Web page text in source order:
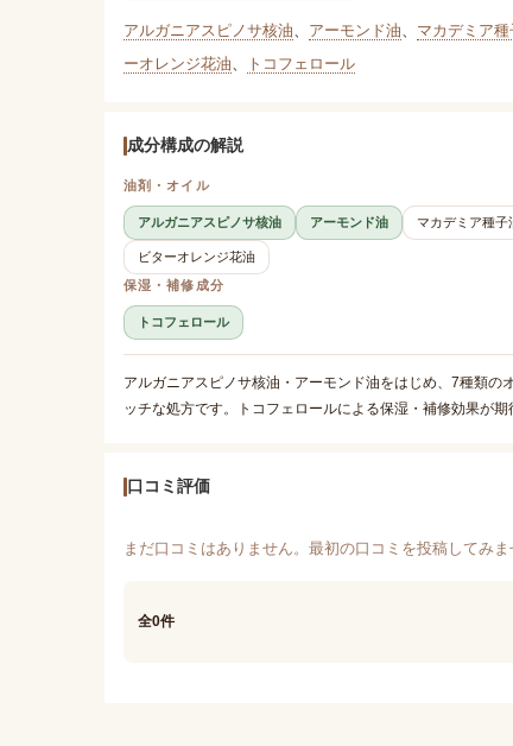
アルガニアスピノサ核油、 アーモンド油、 マカデミア種
ーオレンジ花油、 トコフェロール
成分構成の解説
油剤・オイル
アルガニアスピノサ核油 アーモンド油 マカデミア種子
ビターオレンジ花油
保湿・補修成分
トコフェロール
アルガニアスピノサ核油・アーモンド油をはじめ、7種類の
ッチな処方です。トコフェロールによる保湿・補修効果が期
口コミ評価
まだ口コミはありません。最初の口コミを投稿してみま
全0件